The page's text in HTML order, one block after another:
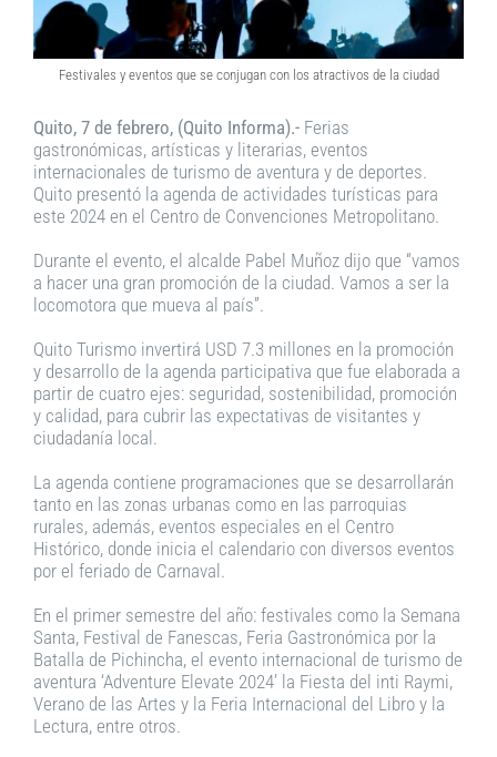
Festivales y eventos que se conjugan con los atractivos de la ciudad
Quito, 7 de febrero, (Quito Informa).- Ferias
gastronómicas, artísticas y literarias, eventos
internacionales de turismo de aventura y de deportes.
Quito presentó la agenda de actividades turísticas para
este 2024 en el Centro de Convenciones Metropolitano.
Durante el evento, el alcalde Pabel Muñoz dijo que “vamos
a hacer una gran promoción de la ciudad. Vamos a ser la
locomotora que mueva al país”.
Quito Turismo invertirá USD 7.3 millones en la promoción
y desarrollo de la agenda participativa que fue elaborada a
partir de cuatro ejes: seguridad, sostenibilidad, promoción
y calidad, para cubrir las expectativas de visitantes y
ciudadanía local.
La agenda contiene programaciones que se desarrollarán
tanto en las zonas urbanas como en las parroquias
rurales, además, eventos especiales en el Centro
Histórico, donde inicia el calendario con diversos eventos
por el feriado de Carnaval.
En el primer semestre del año: festivales como la Semana
Santa, Festival de Fanescas, Feria Gastronómica por la
Batalla de Pichincha, el evento internacional de turismo de
aventura ‘Adventure Elevate 2024’ la Fiesta del inti Raymi,
Verano de las Artes y la Feria Internacional del Libro y la
Lectura, entre otros.